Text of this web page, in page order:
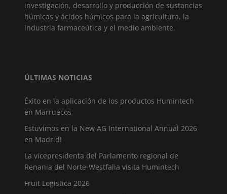
investigación, desarrollo y producción de sustancias
húmicas y ácidos húmicos para la agricultura, la
industria farmaceútica y el medio ambiente.
ÚLTIMAS NOTICIAS
Éxito en la aplicación de los productos Humintech
en Marruecos
Estuvimos en la New AG International Annual 2026
en Madrid!
La vicepresidenta del Parlamento regional de
Renania del Norte-Westfalia visita Humintech
Fruit Logistica 2026